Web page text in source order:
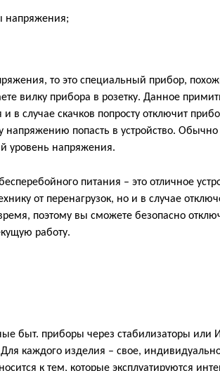
напряжения;
то это специальный прибор,
вилку прибора в розетку. Данное
и в случае скачков попросту отключит
попасть в устройство. Обычно
уровень напряжения.
питания – это отличное
от перенагрузок, но и в случае
поэтому вы сможете безопасно
работу.
быт. приборы через стабилизаторы или
каждого изделия – свое,
к тем, которые эксплуатируются